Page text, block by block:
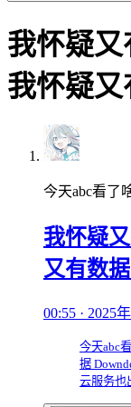
我怀疑
我怀疑
今天abc看了
我怀疑
又有数
00:55 · 2025
今天abc
据
云服务也